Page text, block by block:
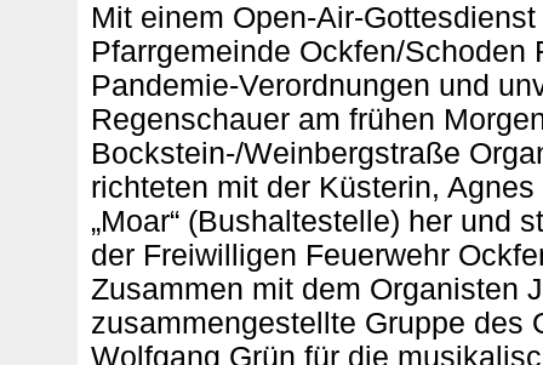
Mit einem Open-Air-
Pfarrgemeinde Ockfen/
Pandemie-Verordnungen und
Regenschauer am frühen
Bockstein-/Weinbergstraße
richteten mit der Küsterin,
„Moar“ (Bushaltestelle) her und
der Freiwilligen Feuerwehr
Zusammen mit dem Organisten
zusammengestellte Gruppe des
Wolfgang Grün für die